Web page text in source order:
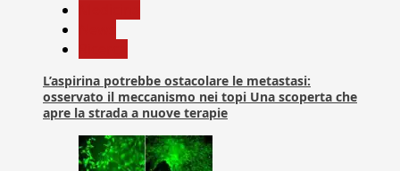
L’aspirina potrebbe ostacolare le metastasi:
osservato il meccanismo nei topi Una scoperta che
apre la strada a nuove terapie